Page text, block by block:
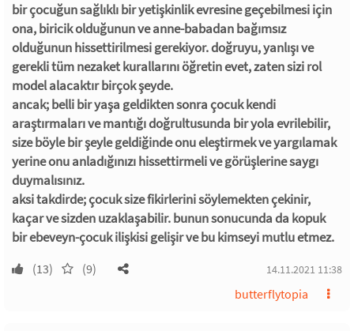
bir çocuğun sağlıklı bir yetişkinlik evresine geçebilmesi için
ona, biricik olduğunun ve anne-babadan bağımsız
olduğunun hissettirilmesi gerekiyor. doğruyu, yanlışı ve
gerekli tüm nezaket kurallarını öğretin evet, zaten sizi rol
model alacaktır birçok şeyde.
ancak; belli bir yaşa geldikten sonra çocuk kendi
araştırmaları ve mantığı doğrultusunda bir yola evrilebilir,
size böyle bir şeyle geldiğinde onu eleştirmek ve yargılamak
yerine onu anladığınızı hissettirmeli ve görüşlerine saygı
duymalısınız.
aksi takdirde; çocuk size fikirlerini söylemekten çekinir,
kaçar ve sizden uzaklaşabilir. bunun sonucunda da kopuk
bir ebeveyn-çocuk ilişkisi gelişir ve bu kimseyi mutlu etmez.
(13) (9) 14.11.2021 11:38
butterflytopia